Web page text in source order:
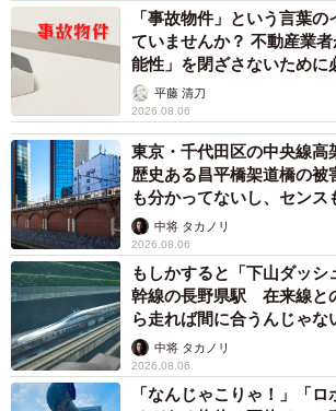
「事故物件」という言葉
ていませんか？ 不動産業
能性」を閉ざさないために
平藤 清刀
2026.08.06
東京・千代田区の中央線
歴史ある昌平橋架道橋の
も分かってないし、センス
して」中将 タカノリ
2026.08.06
もしかすると「下山ダッ
幹線の長野県駅 在来線と
ら走れば間に合うんじゃ
係が反響
中将 タカノリ
2026.08.06
「なんじゃこりゃ！」「